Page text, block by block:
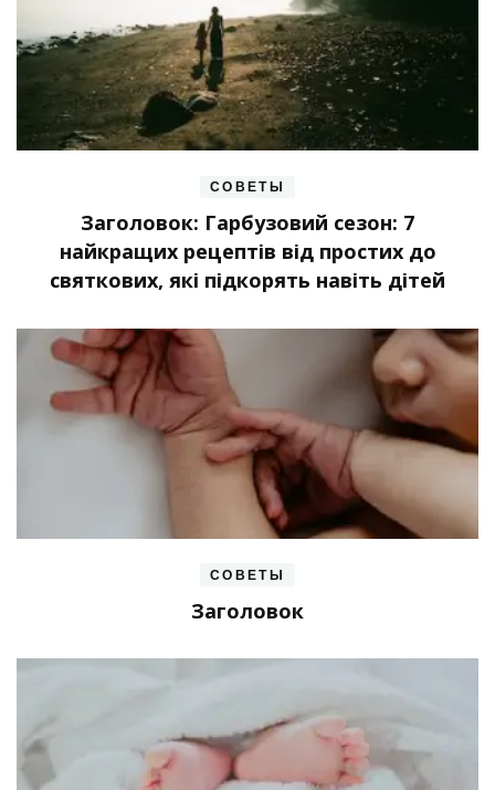
СОВЕТЫ
Заголовок: Гарбузовий сезон: 7
найкращих рецептів від простих до
святкових, які підкорять навіть дітей
СОВЕТЫ
Заголовок